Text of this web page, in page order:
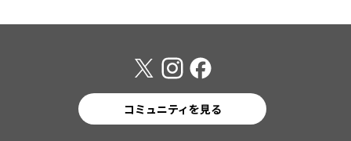
コミュニティを見る